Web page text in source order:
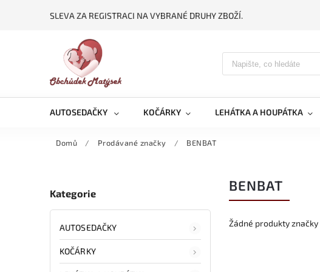
SLEVA ZA REGISTRACI NA VYBRANÉ DRUHY ZBOŽÍ.
AUTOSEDAČKY KOČÁRKY LEHÁTKA A HOUPÁTKA
Domů / Prodávané značky / BENBAT
Kategorie
AUTOSEDAČKY
KOČÁRKY
BENBAT
Žádné produkty značky